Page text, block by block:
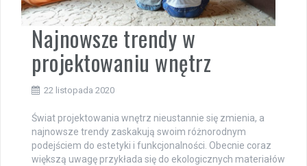
Najnowsze trendy w
projektowaniu wnętrz
22 listopada 2020
Świat projektowania wnętrz nieustannie się zmienia, a
najnowsze trendy zaskakują swoim różnorodnym
podejściem do estetyki i funkcjonalności. Obecnie coraz
większą uwagę przykłada się do ekologicznych materiałów